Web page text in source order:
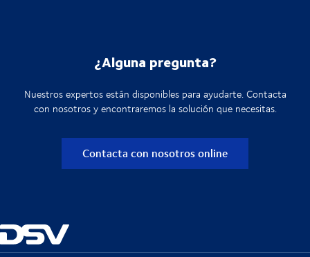
¿Alguna pregunta?
Nuestros expertos están disponibles para ayudarte. Contacta
con nosotros y encontraremos la solución que necesitas.
Contacta con nosotros online